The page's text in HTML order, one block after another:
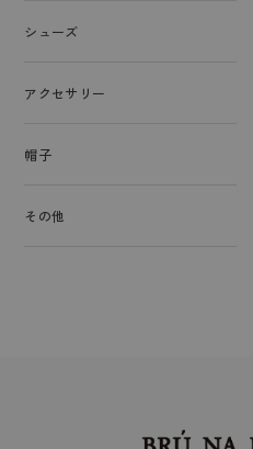
シューズ
アクセサリー
帽子
その他